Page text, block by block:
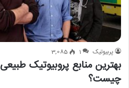
پربیوتیک 1
3,085
بهترین منابع پروبیوتیک
چیست؟